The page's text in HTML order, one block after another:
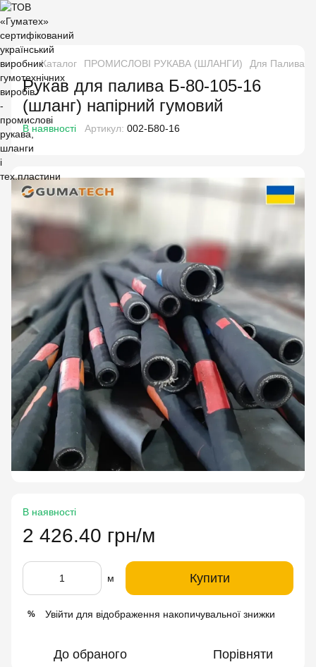
Каталог ПРОМИСЛОВІ РУКАВА (ШЛАНГИ) Для Палива і
Рукав для палива Б-80-105-16
(шланг) напірний гумовий
В наявності Артикул: 002-Б80-16
В наявності
2 426.40 грн/м
м Купити
% Увійти для відображення накопичувальної знижки
До обраного Порівняти